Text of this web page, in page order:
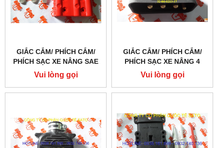
GIẮC CẮM/ PHÍCH CẮM/
PHÍCH SẠC XE NÂNG SAE
160A 150V, RED
Vui lòng gọi
GIẮC CẮM/ PHÍCH CẮM/
PHÍCH SẠC XE NÂNG 4
POLE 30A MALE
Vui lòng gọi